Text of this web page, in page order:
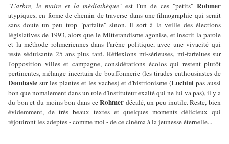
"L'arbre, le maire et la médiathèque" est l'un de ces "petits" Rohmer
atypiques, en forme de chemin de traverse dans une filmographie qui serait
sans doute un peu trop "parfaite" sinon. Il sort à la veille des élections
législatives de 1993, alors que le Mitterandisme agonise, et inscrit la parole
et la méthode rohmeriennes dans l'arène politique, avec une vivacité qui
reste séduisante 25 ans plus tard. Réflexions mi-sérieuses, mi-farfelues sur
l'opposition villes et campagne, considérations écolos qui restent plutôt
pertinentes, mélange incertain de bouffonnerie (les tirades enthousiastes de
Dombasle sur les plantes et les vaches) et d'histrionisme (Luchini pas aussi
bon que nomalement dans un role d'instituteur exalté qui ne lui va pas), il y a
du bon et du moins bon dans ceRohmer décalé, un peu inutile. Reste, bien
évidemment, de très beaux textes et quelques moments délicieux qui
réjouiront les adeptes - comme moi - de ce cinéma à la jeunesse éternelle...